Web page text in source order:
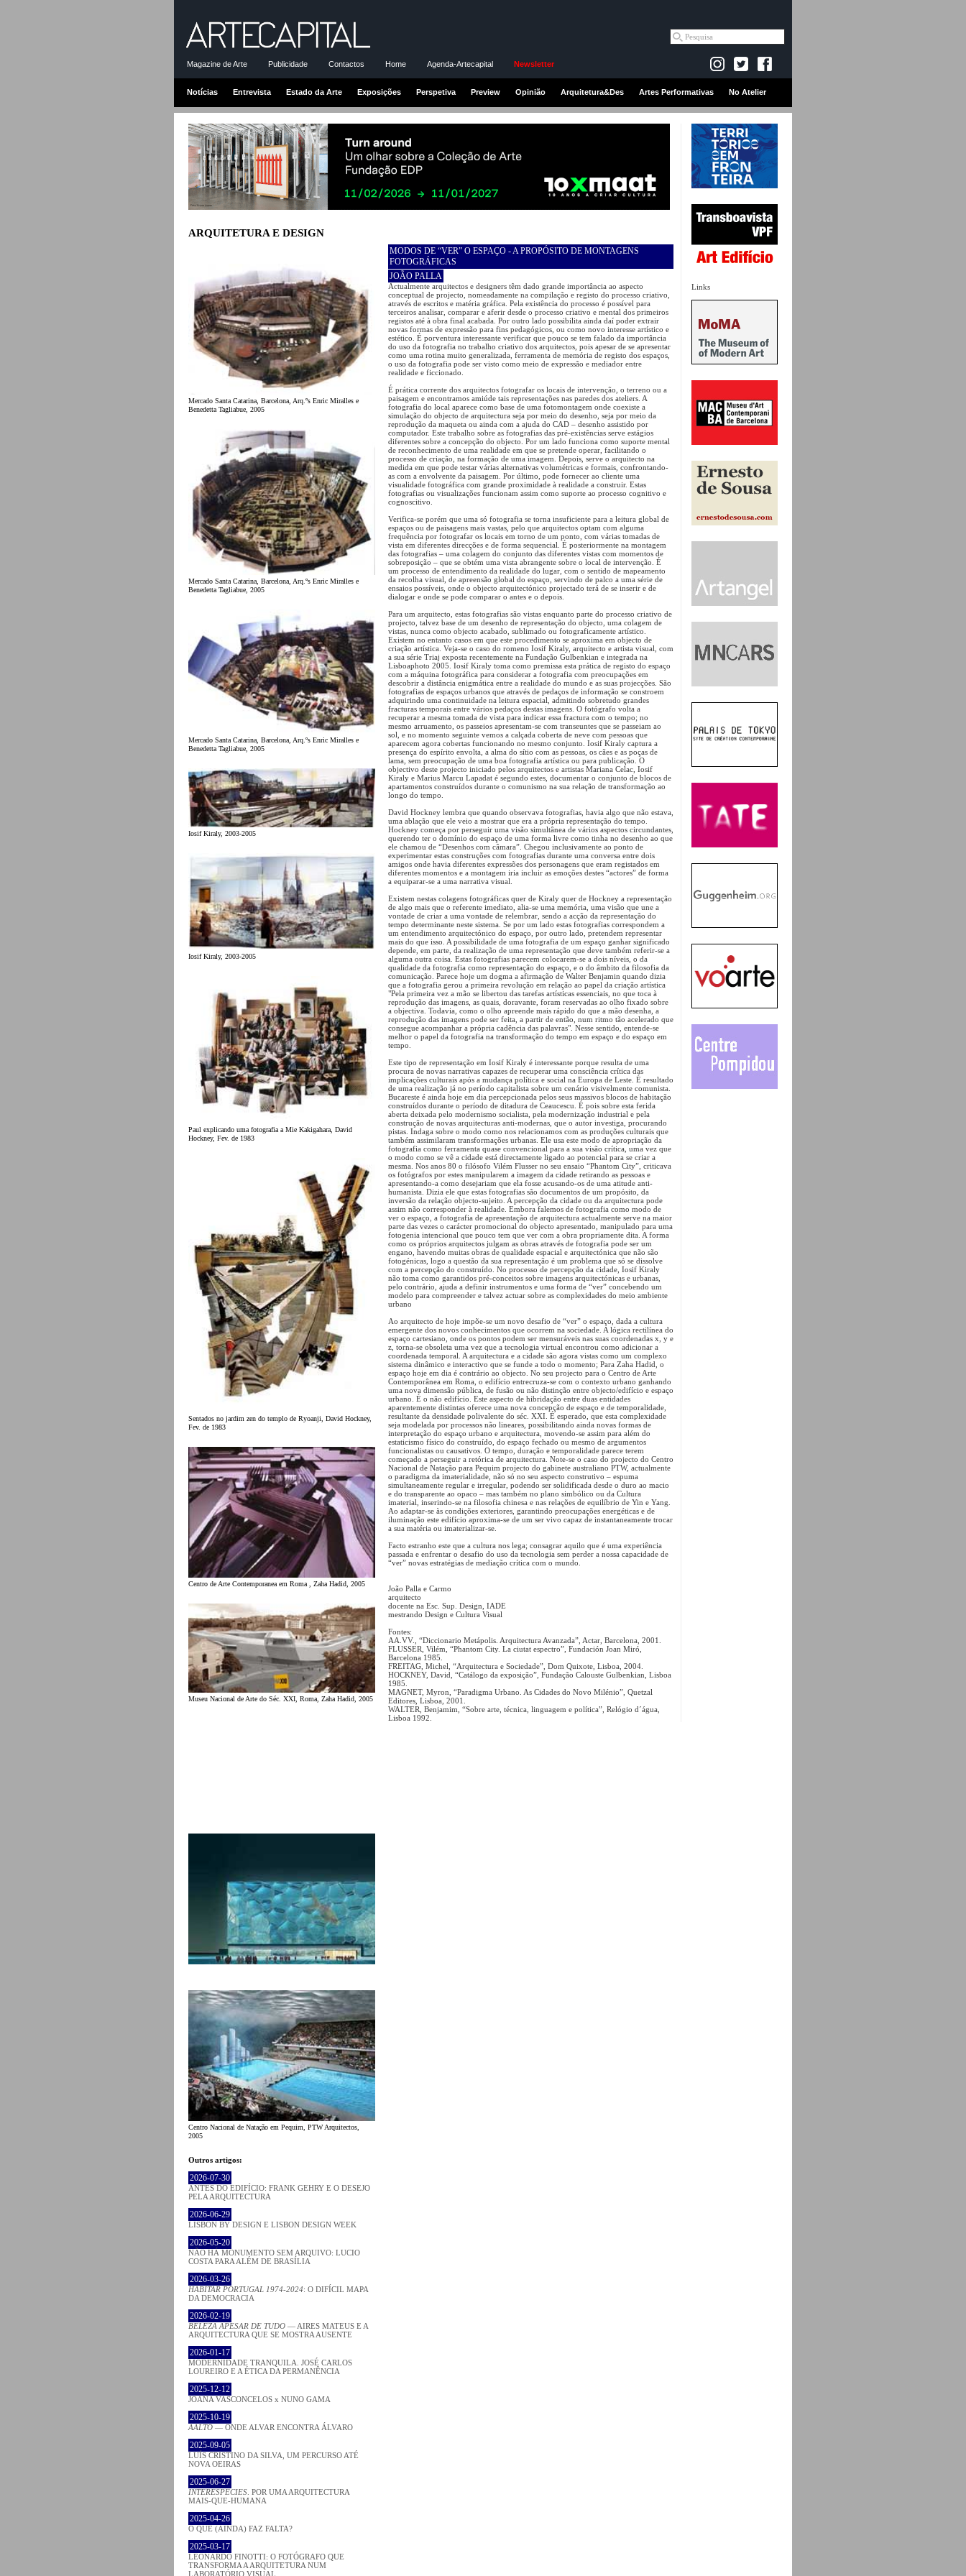
Magazine de Arte Publicidade Contactos Home Agenda-Artecapital Newsletter
Notícias Entrevista Estado da Arte Exposições Perspetiva Preview Opinião Arquitetura&Des Artes Performativas No Atelier
Links
ARQUITETURA E DESIGN
Mercado Santa Catarina, Barcelona, Arq.ºs Enric Miralles e
Benedetta Tagliabue, 2005
Mercado Santa Catarina, Barcelona, Arq.ºs Enric Miralles e
Benedetta Tagliabue, 2005
Mercado Santa Catarina, Barcelona, Arq.ºs Enric Miralles e
Benedetta Tagliabue, 2005
Iosif Kiraly, 2003-2005
Iosif Kiraly, 2003-2005
Paul explicando uma fotografia a Mie Kakigahara, David
Hockney, Fev. de 1983
Sentados no jardim zen do templo de Ryoanji, David Hockney,
Fev. de 1983
Centro de Arte Contemporanea em Roma , Zaha Hadid, 2005
Museu Nacional de Arte do Séc. XXI, Roma, Zaha Hadid, 2005
Centro Nacional de Natação em Pequim, PTW Arquitectos,
2005
Outros artigos:
2026-07-30
ANTES DO EDIFÍCIO: FRANK GEHRY E O DESEJO
PELA ARQUITECTURA
2026-06-29
LISBON BY DESIGN E LISBON DESIGN WEEK
2026-05-20
NÃO HÁ MONUMENTO SEM ARQUIVO: LUCIO
COSTA PARA ALÉM DE BRASÍLIA
2026-03-26
HABITAR PORTUGAL 1974-2024: O DIFÍCIL MAPA
DA DEMOCRACIA
2026-02-19
BELEZA APESAR DE TUDO — AIRES MATEUS E A
ARQUITECTURA QUE SE MOSTRA AUSENTE
2026-01-17
MODERNIDADE TRANQUILA. JOSÉ CARLOS
LOUREIRO E A ÉTICA DA PERMANÊNCIA
2025-12-12
JOANA VASCONCELOS x NUNO GAMA
2025-10-19
AALTO — ONDE ALVAR ENCONTRA ÁLVARO
2025-09-05
LUÍS CRISTINO DA SILVA, UM PERCURSO ATÉ
NOVA OEIRAS
2025-06-27
INTERESPECIES . POR UMA ARQUITECTURA
MAIS-QUE-HUMANA
2025-04-26
O QUE (AINDA) FAZ FALTA?
2025-03-17
LEONARDO FINOTTI: O FOTÓGRAFO QUE
TRANSFORMA A ARQUITETURA NUM
LABORATÓRIO VISUAL
MODOS DE “VER” O ESPAÇO - A PROPÓSITO DE MONTAGENS
FOTOGRÁFICAS
JOÃO PALLA
Actualmente arquitectos e designers têm dado grande importância ao aspecto
conceptual de projecto, nomeadamente na compilação e registo do processo criativo,
através de escritos e matéria gráfica. Pela existência do processo é possível para
terceiros analisar, comparar e aferir desde o processo criativo e mental dos primeiros
registos até à obra final acabada. Por outro lado possibilita ainda daí poder extrair
novas formas de expressão para fins pedagógicos, ou como novo interesse artístico e
estético. É porventura interessante verificar que pouco se tem falado da importância
do uso da fotografia no trabalho criativo dos arquitectos, pois apesar de se apresentar
como uma rotina muito generalizada, ferramenta de memória de registo dos espaços,
o uso da fotografia pode ser visto como meio de expressão e mediador entre
realidade e ficcionado.
É prática corrente dos arquitectos fotografar os locais de intervenção, o terreno ou a
paisagem e encontramos amiúde tais representações nas paredes dos ateliers. A
fotografia do local aparece como base de uma fotomontagem onde coexiste a
simulação do objecto de arquitectura seja por meio do desenho, seja por meio da
reprodução da maqueta ou ainda com a ajuda do CAD – desenho assistido por
computador. Este trabalho sobre as fotografias das pré-existências serve estágios
diferentes sobre a concepção do objecto. Por um lado funciona como suporte mental
de reconhecimento de uma realidade em que se pretende operar, facilitando o
processo de criação, na formação de uma imagem. Depois, serve o arquitecto na
medida em que pode testar várias alternativas volumétricas e formais, confrontando-
as com a envolvente da paisagem. Por último, pode fornecer ao cliente uma
visualidade fotográfica com grande proximidade à realidade a construir. Estas
fotografias ou visualizações funcionam assim como suporte ao processo cognitivo e
cognoscitivo.
Verifica-se porém que uma só fotografia se torna insuficiente para a leitura global de
espaços ou de paisagens mais vastas, pelo que arquitectos optam com alguma
frequência por fotografar os locais em torno de um ponto, com várias tomadas de
vista em diferentes direcções e de forma sequencial. É posteriormente na montagem
das fotografias – uma colagem do conjunto das diferentes vistas com momentos de
sobreposição – que se obtém uma vista abrangente sobre o local de intervenção. É
um processo de entendimento da realidade do lugar, com o sentido de mapeamento
da recolha visual, de apreensão global do espaço, servindo de palco a uma série de
ensaios possíveis, onde o objecto arquitectónico projectado terá de se inserir e de
dialogar e onde se pode comparar o antes e o depois.
Para um arquitecto, estas fotografias são vistas enquanto parte do processo criativo de
projecto, talvez base de um desenho de representação do objecto, uma colagem de
vistas, nunca como objecto acabado, sublimado ou fotograficamente artístico.
Existem no entanto casos em que este procedimento se aproxima em objecto de
criação artística. Veja-se o caso do romeno Iosif Kiraly, arquitecto e artista visual, com
a sua série Triaj exposta recentemente na Fundação Gulbenkian e integrada na
Lisboaphoto 2005. Iosif Kiraly toma como premissa esta prática de registo do espaço
com a máquina fotográfica para considerar a fotografia com preocupações em
descobrir a distância enigmática entre a realidade do mundo e as suas projecções. São
fotografias de espaços urbanos que através de pedaços de informação se constroem
adquirindo uma continuidade na leitura espacial, admitindo sobretudo grandes
fracturas temporais entre vários pedaços destas imagens. O fotógrafo volta a
recuperar a mesma tomada de vista para indicar essa fractura com o tempo; no
mesmo arruamento, os passeios apresentam-se com transeuntes que se passeiam ao
sol, e no momento seguinte vemos a calçada coberta de neve com pessoas que
aparecem agora cobertas funcionando no mesmo conjunto. Iosif Kiraly captura a
presença do espírito envolta, a alma do sítio com as pessoas, os cães e as poças de
lama, sem preocupação de uma boa fotografia artística ou para publicação. O
objectivo deste projecto iniciado pelos arquitectos e artistas Mariana Celac, Iosif
Kiraly e Marius Marcu Lapadat é segundo estes, documentar o conjunto de blocos de
apartamentos construídos durante o comunismo na sua relação de transformação ao
longo do tempo.
David Hockney lembra que quando observava fotografias, havia algo que não estava,
uma ablação que ele veio a mostrar que era a própria representação do tempo.
Hockney começa por perseguir uma visão simultânea de vários aspectos circundantes,
querendo ter o domínio do espaço de uma forma livre como tinha no desenho ao que
ele chamou de “Desenhos com câmara”. Chegou inclusivamente ao ponto de
experimentar estas construções com fotografias durante uma conversa entre dois
amigos onde havia diferentes expressões dos personagens que eram registados em
diferentes momentos e a montagem iria incluir as emoções destes “actores” de forma
a equiparar-se a uma narrativa visual.
Existem nestas colagens fotográficas quer de Kiraly quer de Hockney a representação
de algo mais que o referente imediato, alia-se uma memória, uma visão que une a
vontade de criar a uma vontade de relembrar, sendo a acção da representação do
tempo determinante neste sistema. Se por um lado estas fotografias correspondem a
um entendimento arquitectónico do espaço, por outro lado, pretendem representar
mais do que isso. A possibilidade de uma fotografia de um espaço ganhar significado
depende, em parte, da realização de uma representação que deve também referir-se a
alguma outra coisa. Estas fotografias parecem colocarem-se a dois níveis, o da
qualidade da fotografia como representação do espaço, e o do âmbito da filosofia da
comunicação. Parece hoje um dogma a afirmação de Walter Benjamin quando dizia
que a fotografia gerou a primeira revolução em relação ao papel da criação artística
"Pela primeira vez a mão se libertou das tarefas artísticas essenciais, no que toca à
reprodução das imagens, as quais, doravante, foram reservadas ao olho fixado sobre
a objectiva. Todavia, como o olho apreende mais rápido do que a mão desenha, a
reprodução das imagens pode ser feita, a partir de então, num ritmo tão acelerado que
consegue acompanhar a própria cadência das palavras". Nesse sentido, entende-se
melhor o papel da fotografia na transformação do tempo em espaço e do espaço em
tempo.
Este tipo de representação em Iosif Kiraly é interessante porque resulta de uma
procura de novas narrativas capazes de recuperar uma consciência crítica das
implicações culturais após a mudança política e social na Europa de Leste. É resultado
de uma realização já no período capitalista sobre um cenário visivelmente comunista.
Bucareste é ainda hoje em dia percepcionada pelos seus massivos blocos de habitação
construídos durante o período de ditadura de Ceaucescu. É pois sobre esta ferida
aberta deixada pelo modernismo socialista, pela modernização industrial e pela
construção de novas arquitecturas anti-modernas, que o autor investiga, procurando
pistas. Indaga sobre o modo como nos relacionamos com as produções culturais que
também assimilaram transformações urbanas. Ele usa este modo de apropriação da
fotografia como ferramenta quase convencional para a sua visão crítica, uma vez que
o modo como se vê a cidade está directamente ligado ao potencial para se criar a
mesma. Nos anos 80 o filósofo Vilém Flusser no seu ensaio “Phantom City”, criticava
os fotógrafos por estes manipularem a imagem da cidade retirando as pessoas e
apresentando-a como desejariam que ela fosse acusando-os de uma atitude anti-
humanista. Dizia ele que estas fotografias são documentos de um propósito, da
inversão da relação objecto-sujeito. A percepção da cidade ou da arquitectura pode
assim não corresponder à realidade. Embora falemos de fotografia como modo de
ver o espaço, a fotografia de apresentação de arquitectura actualmente serve na maior
parte das vezes o carácter promocional do objecto apresentado, manipulado para uma
fotogenia intencional que pouco tem que ver com a obra propriamente dita. A forma
como os próprios arquitectos julgam as obras através de fotografia pode ser um
engano, havendo muitas obras de qualidade espacial e arquitectónica que não são
fotogénicas, logo a questão da sua representação é um problema que só se dissolve
com a percepção do construído. No processo de percepção da cidade, Iosif Kiraly
não toma como garantidos pré-conceitos sobre imagens arquitectónicas e urbanas,
pelo contrário, ajuda a definir instrumentos e uma forma de “ver” concebendo um
modelo para compreender e talvez actuar sobre as complexidades do meio ambiente
urbano
Ao arquitecto de hoje impõe-se um novo desafio de “ver” o espaço, dada a cultura
emergente dos novos conhecimentos que ocorrem na sociedade. A lógica rectilínea do
espaço cartesiano, onde os pontos podem ser mensuráveis nas suas coordenadas x, y e
z, torna-se obsoleta uma vez que a tecnologia virtual encontrou como adicionar a
coordenada temporal. A arquitectura e a cidade são agora vistas como um complexo
sistema dinâmico e interactivo que se funde a todo o momento; Para Zaha Hadid, o
espaço hoje em dia é contrário ao objecto. No seu projecto para o Centro de Arte
Contemporânea em Roma, o edifício entrecruza-se com o contexto urbano ganhando
uma nova dimensão pública, de fusão ou não distinção entre objecto/edifício e espaço
urbano. É o não edifício. Este aspecto de hibridação entre duas entidades
aparentemente distintas oferece uma nova concepção de espaço e de temporalidade,
resultante da densidade polivalente do séc. XXI. É esperado, que esta complexidade
seja modelada por processos não lineares, possibilitando ainda novas formas de
interpretação do espaço urbano e arquitectura, movendo-se assim para além do
estaticismo físico do construído, do espaço fechado ou mesmo de argumentos
funcionalistas ou causativos. O tempo, duração e temporalidade parece terem
começado a perseguir a retórica de arquitectura. Note-se o caso do projecto do Centro
Nacional de Natação para Pequim projecto do gabinete australiano PTW, actualmente
o paradigma da imaterialidade, não só no seu aspecto construtivo – espuma
simultaneamente regular e irregular, podendo ser solidificada desde o duro ao macio
e do transparente ao opaco – mas também no plano simbólico ou da Cultura
imaterial, inserindo-se na filosofia chinesa e nas relações de equilíbrio de Yin e Yang.
Ao adaptar-se às condições exteriores, garantindo preocupações energéticas e de
iluminação este edifício aproxima-se de um ser vivo capaz de instantaneamente trocar
a sua matéria ou imaterializar-se.
Facto estranho este que a cultura nos lega; consagrar aquilo que é uma experiência
passada e enfrentar o desafio do uso da tecnologia sem perder a nossa capacidade de
“ver” novas estratégias de mediação crítica com o mundo.
João Palla e Carmo
arquitecto
docente na Esc. Sup. Design, IADE
mestrando Design e Cultura Visual
Fontes:
AA.VV., “Diccionario Metápolis. Arquitectura Avanzada”, Actar, Barcelona, 2001.
FLUSSER, Vilém, “Phantom City. La ciutat espectro”, Fundación Joan Miró,
Barcelona 1985.
FREITAG, Michel, “Arquitectura e Sociedade”, Dom Quixote, Lisboa, 2004.
HOCKNEY, David, “Catálogo da exposição”, Fundação Calouste Gulbenkian, Lisboa
1985.
MAGNET, Myron, “Paradigma Urbano. As Cidades do Novo Milénio”, Quetzal
Editores, Lisboa, 2001.
WALTER, Benjamim, “Sobre arte, técnica, linguagem e política”, Relógio d´água,
Lisboa 1992.